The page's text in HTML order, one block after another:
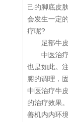
己的脚底皮
会发生一定
疗呢?
足部牛
中医治
也是如此。
腑的调理，
中医治疗牛
的治疗效果
善机内内环